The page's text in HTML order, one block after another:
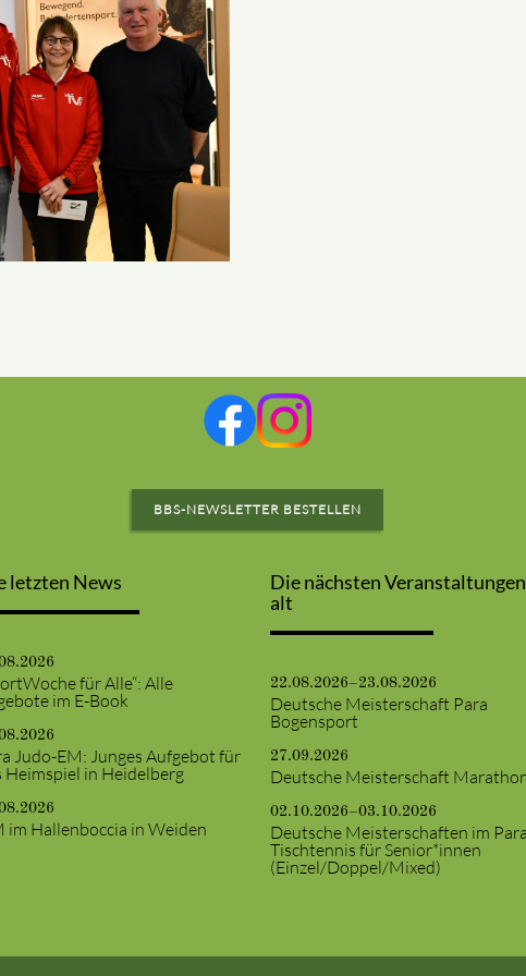
BBS-NEWSLETTER BESTELLEN
letzten News
für Alle“: Alle
im E-Book
Judo-EM: Junges Aufgebot für
Heimspiel in Heidelberg
im Hallenboccia in Weiden
Die nächsten
alt
22.08.2026–23.08.2026
Deutsche Meisterschaft Para
Bogensport
27.09.2026
Deutsche Meisterschaft
02.10.2026–03.10.2026
Deutsche Meisterschaften im Para
Tischtennis für Senior*innen
(Einzel/Doppel/Mixed)